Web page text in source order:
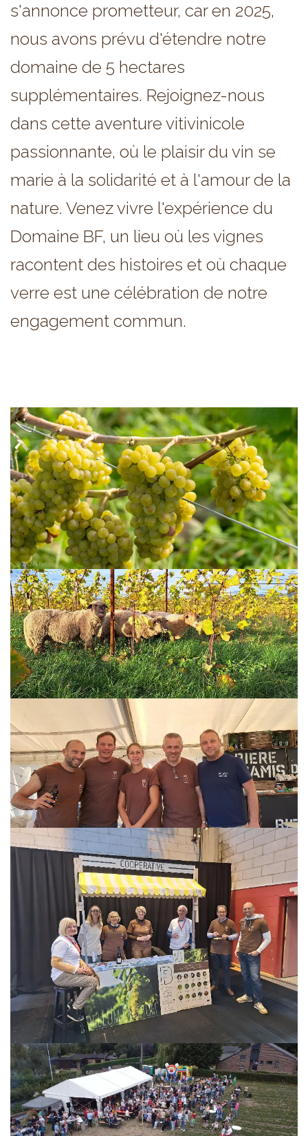
s'annonce prometteur, car en 2025,
nous avons prévu d'étendre notre
domaine de 5 hectares
supplémentaires. Rejoignez-nous
dans cette aventure vitivinicole
passionnante, où le plaisir du vin se
marie à la solidarité et à l'amour de la
nature. Venez vivre l'expérience du
Domaine BF, un lieu où les vignes
racontent des histoires et où chaque
verre est une célébration de notre
engagement commun.